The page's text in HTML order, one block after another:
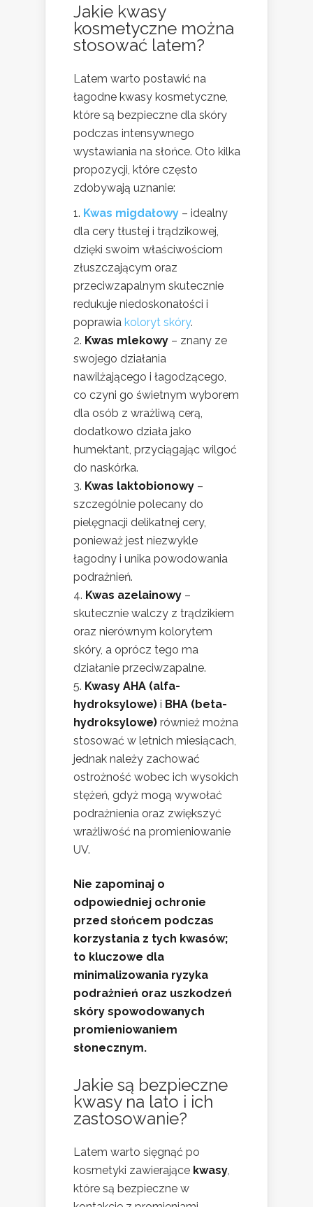
Jakie kwasy
kosmetyczne można
stosować latem?
Latem warto postawić na
łagodne kwasy kosmetyczne,
które są bezpieczne dla skóry
podczas intensywnego
wystawiania na słońce. Oto kilka
propozycji, które często
zdobywają uznanie:
Kwas migdałowy – idealny
dla cery tłustej i trądzikowej,
dzięki swoim właściwościom
złuszczającym oraz
przeciwzapalnym skutecznie
redukuje niedoskonałości i
poprawia koloryt skóry.
Kwas mlekowy – znany ze
swojego działania
nawilżającego i łagodzącego,
co czyni go świetnym wyborem
dla osób z wrażliwą cerą,
dodatkowo działa jako
humektant, przyciągając wilgoć
do naskórka.
Kwas laktobionowy –
szczególnie polecany do
pielęgnacji delikatnej cery,
ponieważ jest niezwykle
łagodny i unika powodowania
podrażnień.
Kwas azelainowy –
skutecznie walczy z trądzikiem
oraz nierównym kolorytem
skóry, a oprócz tego ma
działanie przeciwzapalne.
Kwasy AHA (alfa-
hydroksylowe) i BHA (beta-
hydroksylowe) również można
stosować w letnich miesiącach,
jednak należy zachować
ostrożność wobec ich wysokich
stężeń, gdyż mogą wywołać
podrażnienia oraz zwiększyć
wrażliwość na promieniowanie
UV.
Nie zapominaj o
odpowiedniej ochronie
przed słońcem podczas
korzystania z tych kwasów;
to kluczowe dla
minimalizowania ryzyka
podrażnień oraz uszkodzeń
skóry spowodowanych
promieniowaniem
słonecznym.
Jakie są bezpieczne
kwasy na lato i ich
zastosowanie?
Latem warto sięgnąć po
kosmetyki zawierające kwasy
które są bezpieczne w